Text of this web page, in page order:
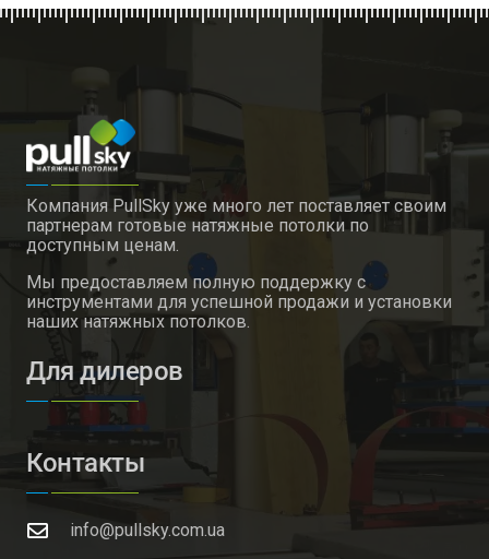
Компания PullSky уже много лет поставляет своим
партнерам готовые натяжные потолки по
доступным ценам.
Мы предоставляем полную поддержку с
инструментами для успешной продажи и установки
наших натяжных потолков.
Для дилеров
Контакты
info@pullsky.com.ua